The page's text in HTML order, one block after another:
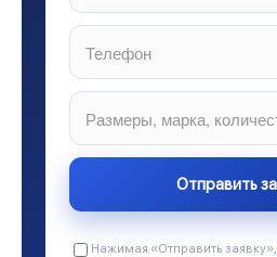
Нажимая «Отправить заявку»,